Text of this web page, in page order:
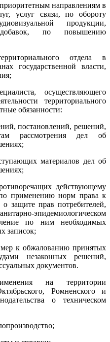
приоритетным направлениям в
услуг связи, по обороту
продукции,
по повышению
отдела в
государственной власти,
осуществляющего
территориального
обязанности:
постановлений, решений,
рассмотрения дел об
материалов дел об
действующему
по применению норм права к
о защите прав потребителей,
эпидемиологическом
по ним необходимых
записок;
к обжалованию принятых
незаконных решений,
документов.
на территории
Ромненского и
о техническом